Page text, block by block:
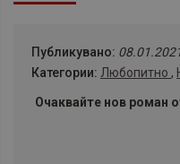
Публикувано:
Категории: Любопитно ,
Очаквайте нов роман